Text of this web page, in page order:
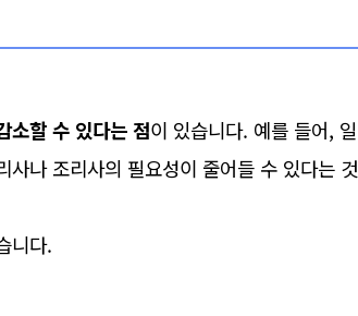
소할 수 있다는 점이 있습니다. 예를 들어, 일
나 조리사의 필요성이 줄어들 수 있다는 것
니다.